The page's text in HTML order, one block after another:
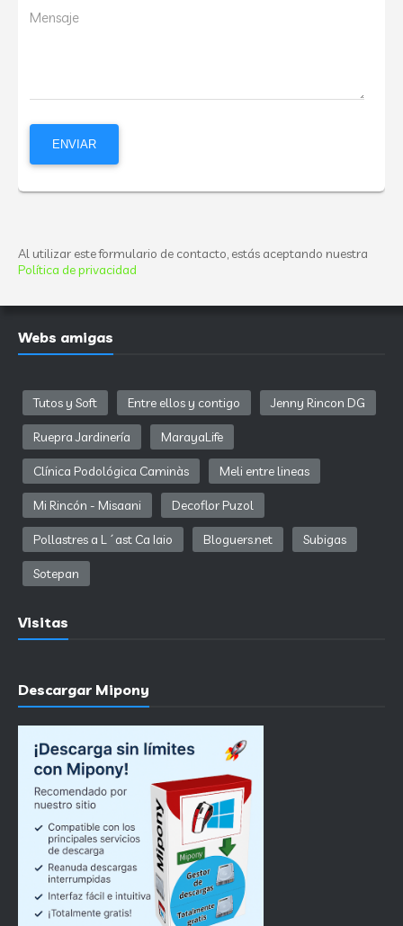
Mensaje
Al utilizar este formulario de contacto, estás aceptando nuestra
Política de privacidad
Webs amigas
Tutos y Soft Entre ellos y contigo Jenny Rincon DG
Ruepra Jardinería MarayaLife
Clínica Podológica Caminàs Meli entre lineas
Mi Rincón - Misaani Decoflor Puzol
Pollastres a L´ast Ca Iaio Bloguers.net Subigas
Sotepan
Visitas
Descargar Mipony